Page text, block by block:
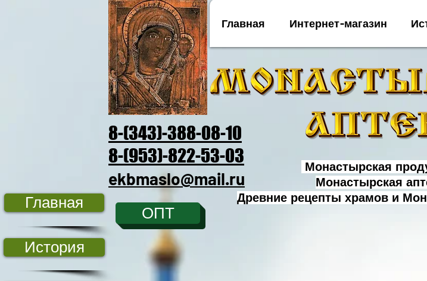
ОПТ
8-(343)-388-08-10
8-(953)-822-53-03
ekbmaslo@mail.ru
Главная Интернет-магазин
Монастырская
Монастырская
Древние рецепты храмов и
Главная
История